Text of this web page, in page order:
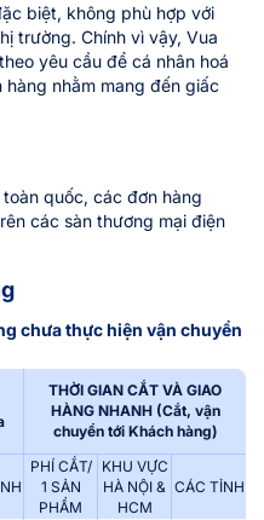
biệt, không phù hợp với
trường. Chính vì vậy, Vua
yêu cầu để cá nhân hoá
nhằm mang đến giấc
quốc, các đơn hàng
các sàn thương mại điện
chưa thực hiện vận chuyển
THỜI GIAN CẮT VÀ GIAO
HÀNG NHANH (Cắt, vận
chuyển tới Khách hàng)
PHÍ CẮT/
1 SẢN
PHẨM
KHU VỰC
HÀ NỘI &
HCM
CÁC TỈNH